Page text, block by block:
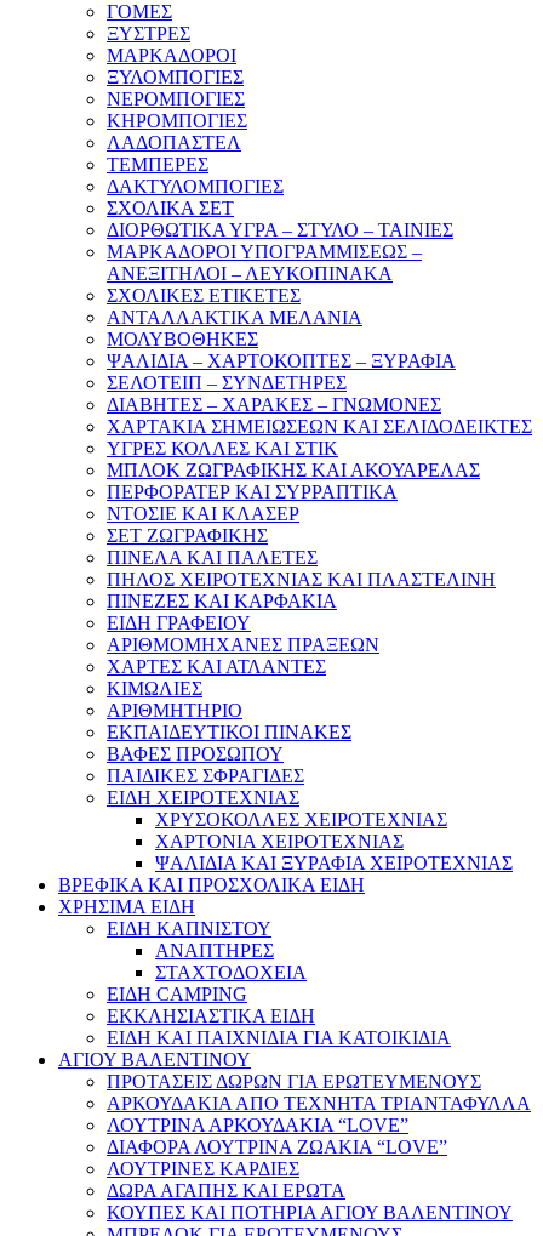
ΓΟΜΕΣ
ΞΥΣΤΡΕΣ
ΜΑΡΚΑΔΟΡΟΙ
ΞΥΛΟΜΠΟΓΙΕΣ
ΝΕΡΟΜΠΟΓΙΕΣ
ΚΗΡΟΜΠΟΓΙΕΣ
ΛΑΔΟΠΑΣΤΕΛ
ΤΕΜΠΕΡΕΣ
ΔΑΚΤΥΛΟΜΠΟΓΙΕΣ
ΣΧΟΛΙΚΑ ΣΕΤ
ΔΙΟΡΘΩΤΙΚΑ ΥΓΡΑ – ΣΤΥΛΟ – ΤΑΙΝΙΕΣ
ΜΑΡΚΑΔΟΡΟΙ ΥΠΟΓΡΑΜΜΙΣΕΩΣ –
ΑΝΕΞΙΤΗΛΟΙ – ΛΕΥΚΟΠΙΝΑΚΑ
ΣΧΟΛΙΚΕΣ ΕΤΙΚΕΤΕΣ
ΑΝΤΑΛΛΑΚΤΙΚΑ ΜΕΛΑΝΙΑ
ΜΟΛΥΒΟΘΗΚΕΣ
ΨΑΛΙΔΙΑ – ΧΑΡΤΟΚΟΠΤΕΣ – ΞΥΡΑΦΙΑ
ΣΕΛΟΤΕΙΠ – ΣΥΝΔΕΤΗΡΕΣ
ΔΙΑΒΗΤΕΣ – ΧΑΡΑΚΕΣ – ΓΝΩΜΟΝΕΣ
ΧΑΡΤΑΚΙΑ ΣΗΜΕΙΩΣΕΩΝ ΚΑΙ ΣΕΛΙΔΟΔΕΙΚΤΕΣ
ΥΓΡΕΣ ΚΟΛΛΕΣ ΚΑΙ ΣΤΙΚ
ΜΠΛΟΚ ΖΩΓΡΑΦΙΚΗΣ ΚΑΙ ΑΚΟΥΑΡΕΛΑΣ
ΠΕΡΦΟΡΑΤΕΡ ΚΑΙ ΣΥΡΡΑΠΤΙΚΑ
ΝΤΟΣΙΕ ΚΑΙ ΚΛΑΣΕΡ
ΣΕΤ ΖΩΓΡΑΦΙΚΗΣ
ΠΙΝΕΛΑ ΚΑΙ ΠΑΛΕΤΕΣ
ΠΗΛΟΣ ΧΕΙΡΟΤΕΧΝΙΑΣ ΚΑΙ ΠΛΑΣΤΕΛΙΝΗ
ΠΙΝΕΖΕΣ ΚΑΙ ΚΑΡΦΑΚΙΑ
ΕΙΔΗ ΓΡΑΦΕΙΟΥ
ΑΡΙΘΜΟΜΗΧΑΝΕΣ ΠΡΑΞΕΩΝ
ΧΑΡΤΕΣ ΚΑΙ ΑΤΛΑΝΤΕΣ
ΚΙΜΩΛΙΕΣ
ΑΡΙΘΜΗΤΗΡΙΟ
ΕΚΠΑΙΔΕΥΤΙΚΟΙ ΠΙΝΑΚΕΣ
ΒΑΦΕΣ ΠΡΟΣΩΠΟΥ
ΠΑΙΔΙΚΕΣ ΣΦΡΑΓΙΔΕΣ
ΕΙΔΗ ΧΕΙΡΟΤΕΧΝΙΑΣ
ΧΡΥΣΟΚΟΛΛΕΣ ΧΕΙΡΟΤΕΧΝΙΑΣ
ΧΑΡΤΟΝΙΑ ΧΕΙΡΟΤΕΧΝΙΑΣ
ΨΑΛΙΔΙΑ ΚΑΙ ΞΥΡΑΦΙΑ ΧΕΙΡΟΤΕΧΝΙΑΣ
ΒΡΕΦΙΚΑ ΚΑΙ ΠΡΟΣΧΟΛΙΚΑ ΕΙΔΗ
ΧΡΗΣΙΜΑ ΕΙΔΗ
ΕΙΔΗ ΚΑΠΝΙΣΤΟΥ
ΑΝΑΠΤΗΡΕΣ
ΣΤΑΧΤΟΔΟΧΕΙΑ
ΕΙΔΗ CAMPING
ΕΚΚΛΗΣΙΑΣΤΙΚΑ ΕΙΔΗ
ΕΙΔΗ ΚΑΙ ΠΑΙΧΝΙΔΙΑ ΓΙΑ ΚΑΤΟΙΚΙΔΙΑ
ΑΓΙΟΥ ΒΑΛΕΝΤΙΝΟΥ
ΠΡΟΤΑΣΕΙΣ ΔΩΡΩΝ ΓΙΑ ΕΡΩΤΕΥΜΕΝΟΥΣ
ΑΡΚΟΥΔΑΚΙΑ ΑΠΟ ΤΕΧΝΗΤΑ ΤΡΙΑΝΤΑΦΥΛΛΑ
ΛΟΥΤΡΙΝΑ ΑΡΚΟΥΔΑΚΙΑ “LOVE”
ΔΙΑΦΟΡΑ ΛΟΥΤΡΙΝΑ ΖΩΑΚΙΑ “LOVE”
ΛΟΥΤΡΙΝΕΣ ΚΑΡΔΙΕΣ
ΔΩΡΑ ΑΓΑΠΗΣ ΚΑΙ ΕΡΩΤΑ
ΚΟΥΠΕΣ ΚΑΙ ΠΟΤΗΡΙΑ ΑΓΙΟΥ ΒΑΛΕΝΤΙΝΟΥ